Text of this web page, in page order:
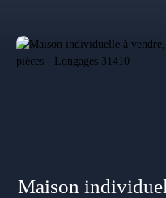
Estimation
Maison